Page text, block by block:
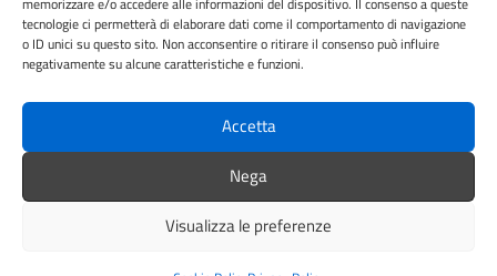
tecnologie ci permetterà di elaborare dati come il comportamento di navigazione
o ID unici su questo sito. Non acconsentire o ritirare il consenso può influire
negativamente su alcune caratteristiche e funzioni.
Accetta
Nega
Visualizza le preferenze
Note legali
Feedback
YouTube